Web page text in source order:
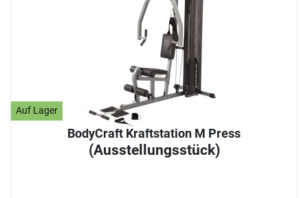
umstellen.
Auf Lager
BodyCraft Kraftstation M Press
(Ausstellungsstück)